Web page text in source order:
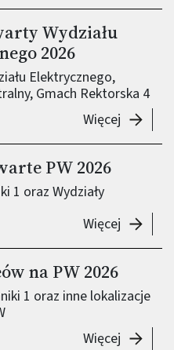
Wydziału
2026
Elektrycznego,
Gmach Rektorska 4
Więcej Dzień
PW 2026
1 oraz Wydziały
Więcej Drzwi
na PW 2026
1 oraz inne lokalizacje
Więcej Noc